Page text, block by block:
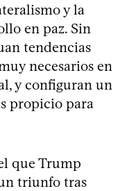
y la
en paz. Sin
tendencias
necesarios en
y configuran un
propicio para
que Trump
triunfo tras